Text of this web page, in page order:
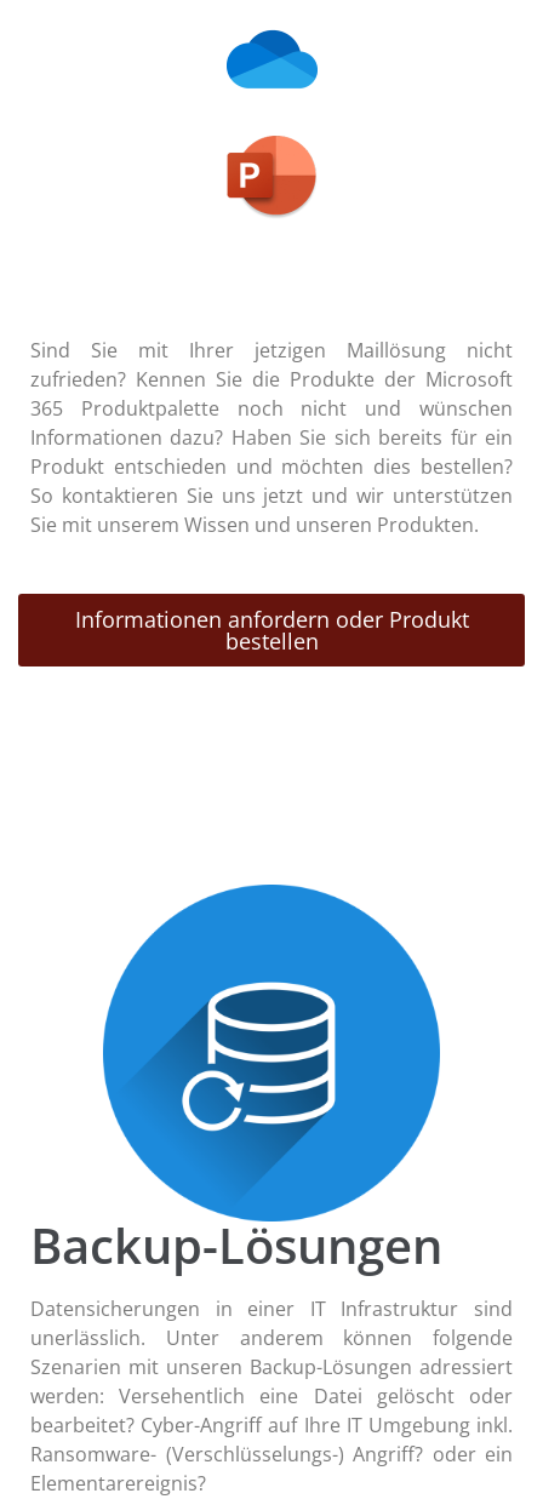
Sind Sie mit Ihrer jetzigen Maillösung nicht
zufrieden? Kennen Sie die Produkte der Microsoft
365 Produktpalette noch nicht und wünschen
Informationen dazu? Haben Sie sich bereits für ein
Produkt entschieden und möchten dies bestellen?
So kontaktieren Sie uns jetzt und wir unterstützen
Sie mit unserem Wissen und unseren Produkten.
Informationen anfordern oder Produkt
bestellen
Backup-Lösungen
Datensicherungen in einer IT Infrastruktur sind
unerlässlich. Unter anderem können folgende
Szenarien mit unseren Backup-Lösungen adressiert
werden: Versehentlich eine Datei gelöscht oder
bearbeitet? Cyber-Angriff auf Ihre IT Umgebung inkl.
Ransomware- (Verschlüsselungs-) Angriff? oder ein
Elementarereignis?